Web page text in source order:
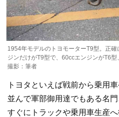
1954年モデルのトヨモーターT9型。正
ジンだけがT9型で、60ccエンジンがT6
撮影：筆者
トヨタといえば戦前から乗用
並んで軍部御用達でもある名
すぐにトラックや乗用車生産